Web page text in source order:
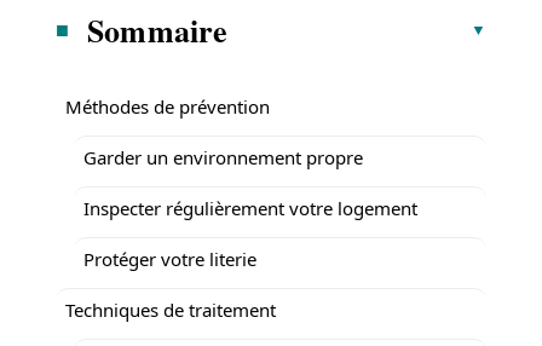
Sommaire
Méthodes de prévention
Garder un environnement propre
Inspecter régulièrement votre logement
Protéger votre literie
Techniques de traitement